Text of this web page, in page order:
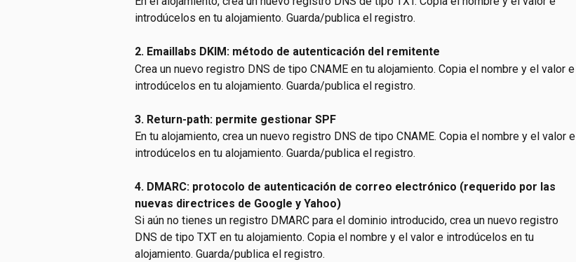
introdúcelos en tu alojamiento. Guarda/publica el registro.
2. Emaillabs DKIM: método de autenticación del remitente
Crea un nuevo registro DNS de tipo CNAME en tu alojamiento. Copia el nombre y el valor e
introdúcelos en tu alojamiento. Guarda/publica el registro.
3. Return-path: permite gestionar SPF
En tu alojamiento, crea un nuevo registro DNS de tipo CNAME. Copia el nombre y el valor e
introdúcelos en tu alojamiento. Guarda/publica el registro.
4. DMARC: protocolo de autenticación de correo electrónico (requerido por las
nuevas directrices de Google y Yahoo)
Si aún no tienes un registro DMARC para el dominio introducido, crea un nuevo registro
DNS de tipo TXT en tu alojamiento. Copia el nombre y el valor e introdúcelos en tu
alojamiento. Guarda/publica el registro.